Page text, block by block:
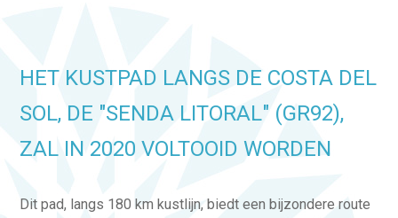
HET KUSTPAD LANGS DE COSTA DEL
SOL, DE "SENDA LITORAL" (GR92),
ZAL IN 2020 VOLTOOID WORDEN
Dit pad, langs 180 km kustlijn, biedt een bijzondere route